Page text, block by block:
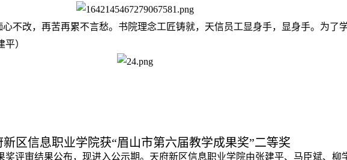
心不改，再苦再累不言愁。书院理念工匠铸就，天信员工显身手，显身手。 为了
）
新区信息职业学院获“眉山市第六届教学成果奖”二等奖
评审结果公布，现进入公示期。天府新区信息职业学院由张建平、马臣斌、柳